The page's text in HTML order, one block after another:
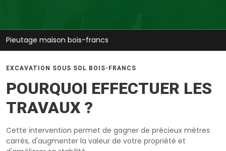
Pieutage maison bois-francs
EXCAVATION SOUS SOL BOIS-FRANCS
POURQUOI EFFECTUER LES
TRAVAUX ?
Cette intervention permet de gagner de précieux mètres
carrés, d'augmenter la valeur de votre propriété et